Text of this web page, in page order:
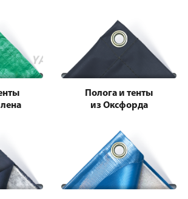
Полога и тенты
из Оксфорда